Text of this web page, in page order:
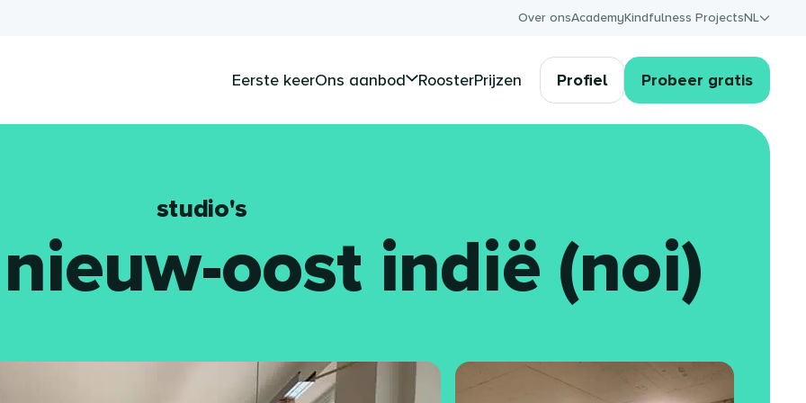
Over onsAcademyKindfulness ProjectsNL
Eerste keerOns aanbod RoosterPrijzen Profiel Probeer gratis
studio's
oost indië (noi)